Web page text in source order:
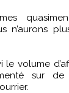
n’aurons
le volume
sur de